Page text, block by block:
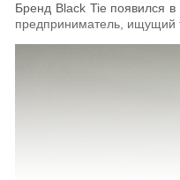
Бренд Black Tie появился
предприниматель, ищущий